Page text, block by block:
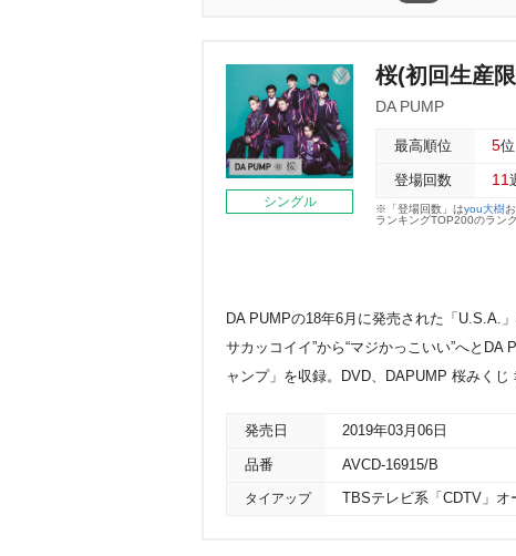
シングル
桜(初回生産
DA PUMP
最高順位 5位
登場回数 11
※「登場回数」はyou大樹
ランキングTOP200のラン
DA PUMPの18年6月に発売された「U.S.A.
サカッコイイ”から“マジかっこいい”へと
ャンプ」を収録。DVD、DAPUMP 桜みくじ
発売日 2019年03月06日
品番 AVCD-16915/B
タイアップ TBSテレビ系「CDTV」